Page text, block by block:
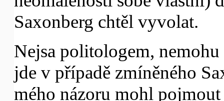
Saxonberg chtěl vyvolat.
Nejsa politologem,
jde v případě zmíněného
mého názoru mohl